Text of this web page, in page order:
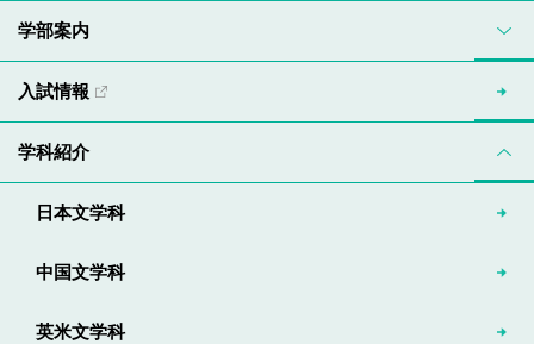
学部案内
入試情報
学科紹介
日本文学科
中国文学科
英米文学科